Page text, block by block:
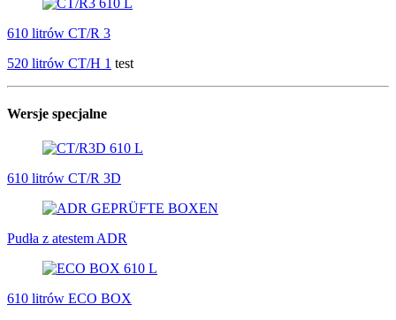
610 litrów CT/R 3
520 litrów CT/H 1 test
Wersje specjalne
610 litrów CT/R 3D
Pudła z atestem ADR
610 litrów ECO BOX